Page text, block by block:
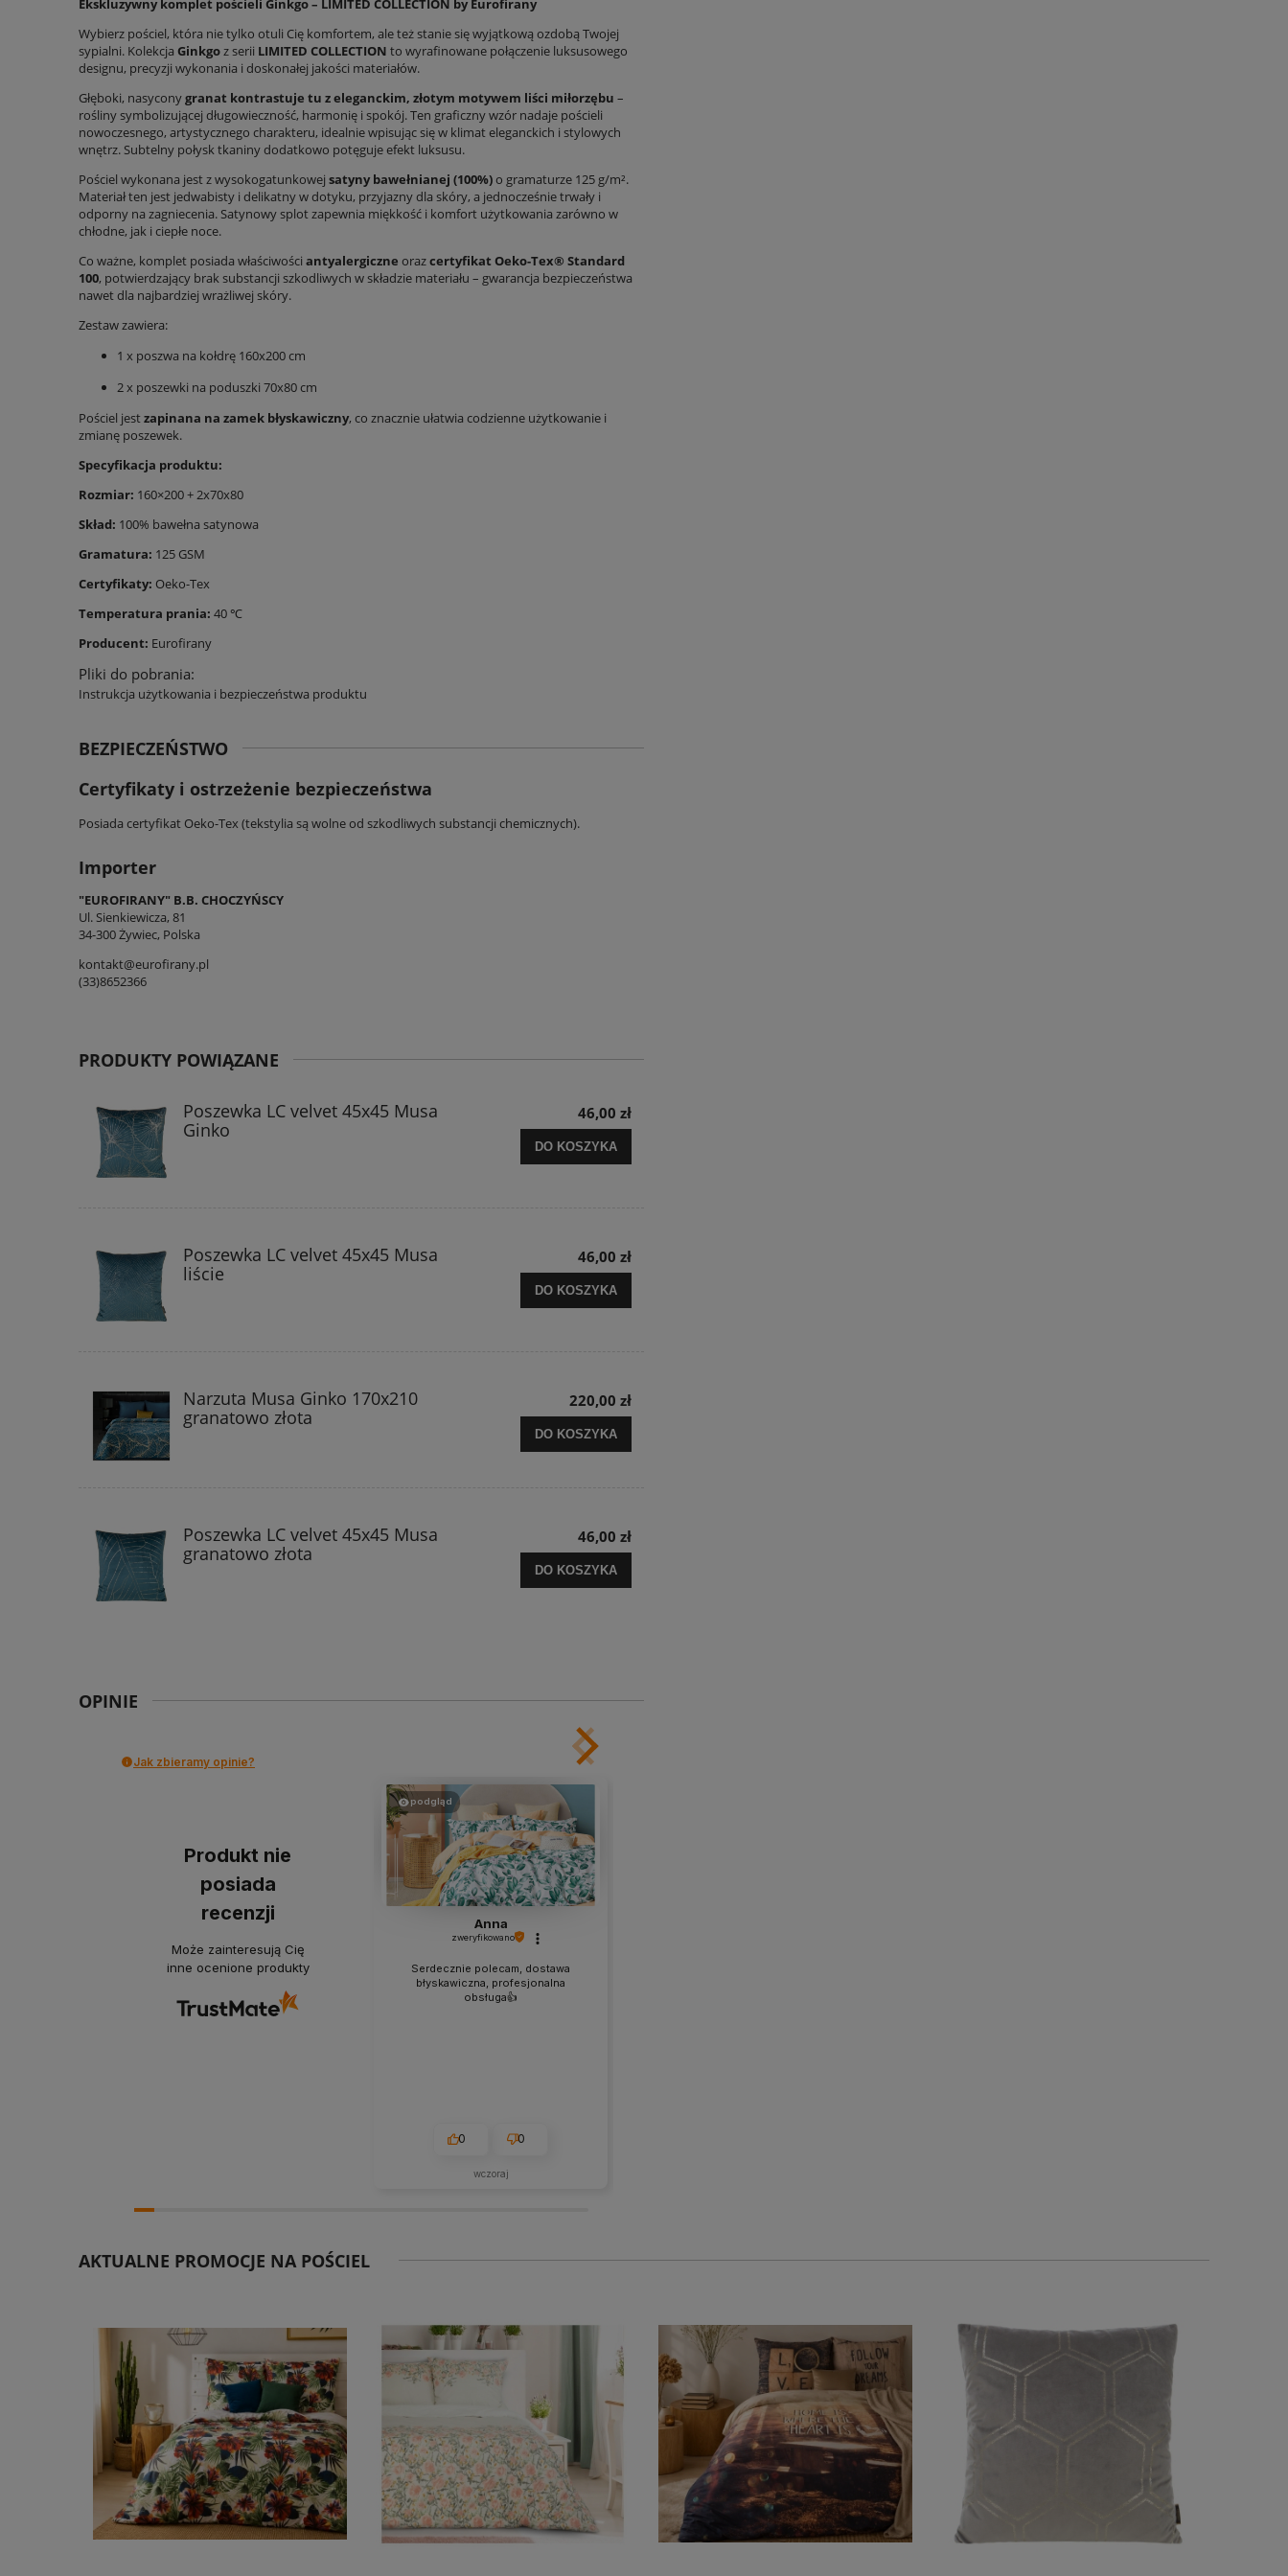
Ekskluzywny komplet pościeli Ginkgo – LIMITED COLLECTION by Eurofirany
Wybierz pościel, która nie tylko otuli Cię komfortem, ale też stanie się wyjątkową ozdobą Twojej
sypialni. Kolekcja Ginkgoz serii LIMITED COLLECTION to wyrafinowane połączenie luksusowego
designu, precyzji wykonania i doskonałej jakości materiałów.
Głęboki, nasyconygranat kontrastuje tu z eleganckim, złotym motywem liści miłorzębu –
rośliny symbolizującej długowieczność, harmonię i spokój. Ten graficzny wzór nadaje pościeli
nowoczesnego, artystycznego charakteru, idealnie wpisując się w klimat eleganckich i stylowych
wnętrz. Subtelny połysk tkaniny dodatkowo potęguje efekt luksusu.
Pościel wykonana jest z wysokogatunkowej satyny bawełnianej (100%)o gramaturze 125 g/m².
Materiał ten jest jedwabisty i delikatny w dotyku, przyjazny dla skóry, a jednocześnie trwały i
odporny na zagniecenia. Satynowy splot zapewnia miękkość i komfort użytkowania zarówno w
chłodne, jak i ciepłe noce.
Co ważne, komplet posiada właściwości antyalergiczne orazcertyfikat Oeko-Tex® Standard
100, potwierdzający brak substancji szkodliwych w składzie materiału – gwarancja bezpieczeństwa
nawet dla najbardziej wrażliwej skóry.
Zestaw zawiera:
1 x poszwa na kołdrę 160x200 cm
2 x poszewki na poduszki 70x80 cm
Pościel jestzapinana na zamek błyskawiczny, co znacznie ułatwia codzienne użytkowanie i
zmianę poszewek.
Specyfikacja produktu:
Rozmiar: 160×200 + 2x70x80
Skład: 100% bawełna satynowa
Gramatura: 125 GSM
Certyfikaty: Oeko-Tex
Temperatura prania: 40 ℃
Producent: Eurofirany
Pliki do pobrania:
Instrukcja użytkowania i bezpieczeństwa produktu
BEZPIECZEŃSTWO
Certyfikaty i ostrzeżenie bezpieczeństwa
Posiada certyfikat Oeko-Tex (tekstylia są wolne od szkodliwych substancji chemicznych).
Importer
"EUROFIRANY" B.B. CHOCZYŃSCY
Ul. Sienkiewicza, 81
34-300 Żywiec, Polska
kontakt@eurofirany.pl
(33)8652366
OPINIE
Jak zbieramy opinie?
Produkt nie
posiada
recenzji
Może zainteresują Cię
inne ocenione produkty
podgląd
Anna
zweryfikowano
Serdecznie polecam, dostawa
błyskawiczna, profesjonalna
obsługa👍️
0 0
wczoraj
PRODUKTY POWIĄZANE
Poszewka LC velvet 45x45 Musa
Ginko
46,00 zł
DO KOSZYKA
Poszewka LC velvet 45x45 Musa
liście
46,00 zł
DO KOSZYKA
Narzuta Musa Ginko 170x210
granatowo złota
220,00 zł
DO KOSZYKA
Poszewka LC velvet 45x45 Musa
granatowo złota
46,00 zł
DO KOSZYKA
AKTUALNE PROMOCJE NA POŚCIEL